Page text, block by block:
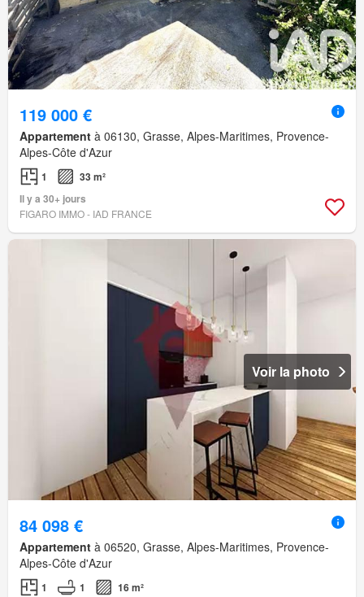
119 000 €
Appartement à 06130, Grasse, Alpes-Maritimes, Provence-
Alpes-Côte d'Azur
1
33 m²
Il y a 30+ jours
FIGARO IMMO - IAD FRANCE
Voir la photo
84 098 €
Appartement à 06520, Grasse, Alpes-Maritimes, Provence-
Alpes-Côte d'Azur
1 1 16 m²